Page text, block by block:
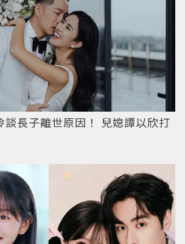
談長子離世原因！ 兒媳譚以欣打